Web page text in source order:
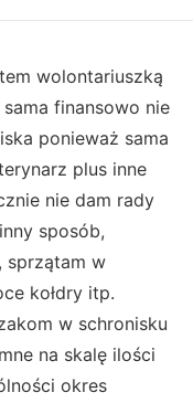
wolontariuszką
finansowo nie
ponieważ sama
plus inne
nie dam rady
sposób,
sprzątam w
kołdry itp.
w schronisku
na skalę ilości
okres